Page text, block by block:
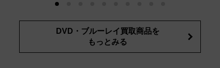
DVD・ブルーレイ買取商品を
もっとみる